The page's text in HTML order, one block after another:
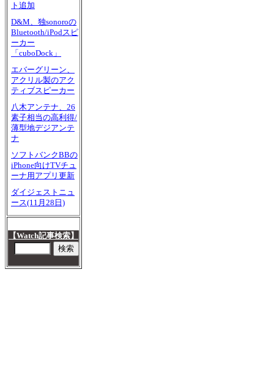
ト追加
D&M、独sonoroの
Bluetooth/iPodスピ
ーカー
「cuboDock」
エバーグリーン、
アクリル製のアク
ティブスピーカー
八木アンテナ、26
素子相当の高利得/
薄型地デジアンテ
ナ
ソフトバンクBBの
iPhone向けTVチュ
ーナ用アプリ更新
ダイジェストニュ
ース(11月28日)
【Watch記事検索】